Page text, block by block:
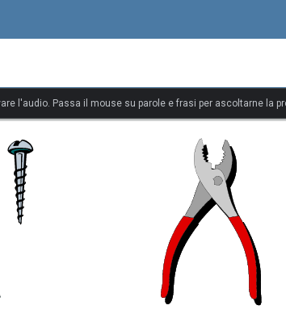
l'audio. Passa il mouse su parole e frasi per ascoltarne la